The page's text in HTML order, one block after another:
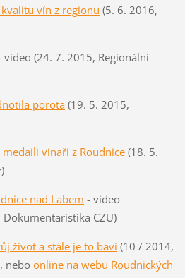
vín z regionu (5. 6. 2016,
video (24. 7. 2015, Regionální
porota(19. 5. 2015,
vinaři z Roudnice(18. 5.
nad Labem - video
CZU)
život a stále je to baví(10 / 2014,
neboonline na webu Roudnických